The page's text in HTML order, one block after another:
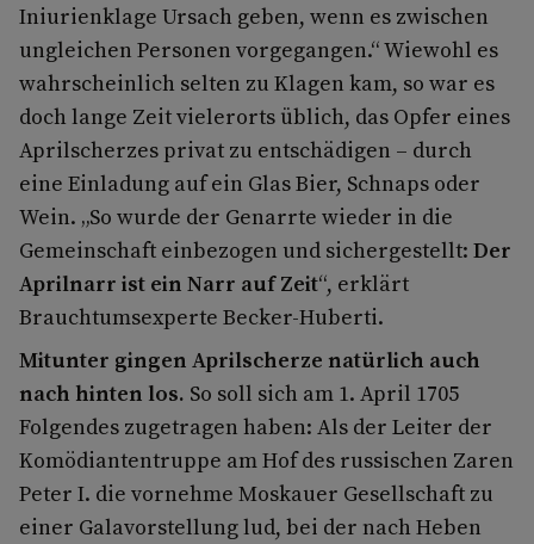
Iniurienklage Ursach geben, wenn es zwischen
ungleichen Personen vorgegangen.“ Wiewohl es
wahrscheinlich selten zu Klagen kam, so war es
doch lange Zeit vielerorts üblich, das Opfer eines
Aprilscherzes privat zu entschädigen – durch
eine Einladung auf ein Glas Bier, Schnaps oder
Wein. „So wurde der Genarrte wieder in die
Gemeinschaft einbezogen und sichergestellt: Der
Aprilnarr ist ein Narr auf Zeit“, erklärt
Brauchtumsexperte Becker-Huberti.
Mitunter gingen Aprilscherze natürlich auch
nach hinten los. So soll sich am 1. April 1705
Folgendes zugetragen haben: Als der Leiter der
Komödiantentruppe am Hof des russischen Zaren
Peter I. die vornehme Moskauer Gesellschaft zu
einer Galavorstellung lud, bei der nach Heben